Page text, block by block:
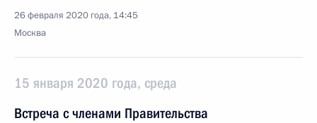
26 февраля 2020 года, 14:45
Москва
15 января 2020 года, среда
Встреча с членами Правительства